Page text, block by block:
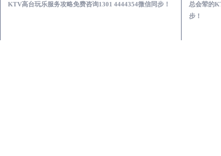
KTV高台玩乐服务攻略免费咨询1301 4444354微信同步！
总会荤的
步！